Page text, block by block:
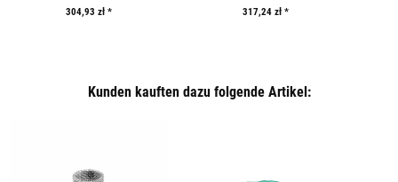
304,93 zł * 317,24 zł *
Kunden kauften dazu folgende Artikel: